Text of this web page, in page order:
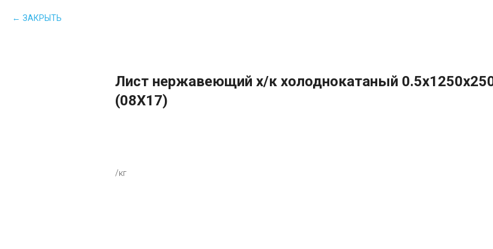
ЗАКРЫТЬ
Лист нержавеющий х/к холоднокатаный
(08Х17)
/кг